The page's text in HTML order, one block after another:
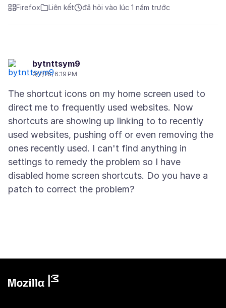
Firefox Liên kết đã hỏi vào lúc 1 năm trước
bytnttsym9
3/7/25, 6:19 PM
The shortcut icons on my home screen used to
direct me to frequently used websites. Now
shortcuts are showing up linking to to recently
used websites, pushing off or even removing the
ones recently used. I can't find anything in
settings to remedy the problem so I have
disabled home screen shortcuts. Do you have a